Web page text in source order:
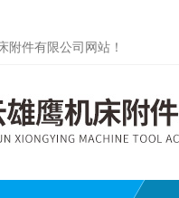
附件有限公司网站！